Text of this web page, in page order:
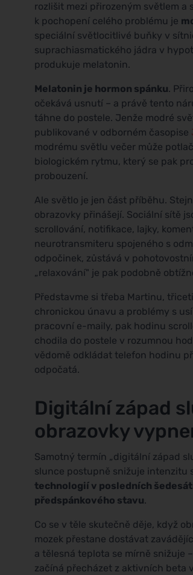
rozlišit mezi přirozeným světlem
k pochopení celého problému je
speciální světlocitlivé buňky v
suprachiasmatického jádra v
produkuje melatonin.
Melatonin je hormon spánku.
očekává usnutí – a právě tento
táhne do postele. Jenže modré
publikované v odborném časopise
modrému světlu večer může
biologickém rytmu, který se pak
probouzení.
Ale světlo je jen část příběhu.
obrazovky přinášejí. Sociální sítě
scrollování, notifikace, lajky,
neurotransmiteru spojeného s
odpočinek, zůstává v
„relaxování" je pak podobně
Představme si třeba Martinu,
chronickou únavu a problémy s
pracovní e-maily, pak hodinu
chodila do postele v rozumnou
vědomě odkládat telefon hodinu
odpočatá.
Digitální západ
obrazovky
Samotný termín „digitální západ
slunce postupně snižuje intenzitu
technologií v posledních
předspánkového stavu.
Co se v těle skutečně děje, když
mozek přestane dostávat
a tělesná teplota se mírně snižuje
začíná přecházet z aktivních beta